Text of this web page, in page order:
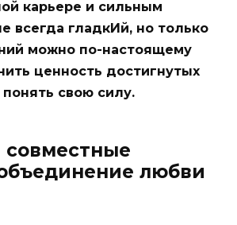
карьере и сильным
всегда гладкИй, но только
можно по-настоящему
ценность достигнутых
понять свою силу.
совместные
любви